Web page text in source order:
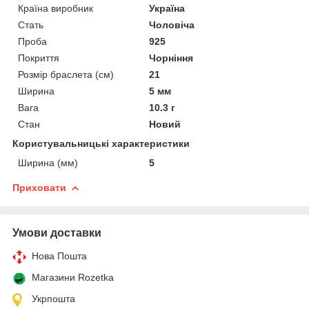
Країна виробник
Україна
Стать
Чоловіча
Проба
925
Покриття
Чорніння
Розмір браслета (см)
21
Ширина
5 мм
Вага
10.3 г
Стан
Новий
Користувальницькі характеристики
Ширина (мм)
5
Приховати
Умови доставки
Нова Пошта
Магазини Rozetka
Укрпошта